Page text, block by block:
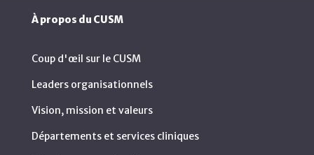
À propos du CUSM
Coup d'œil sur le CUSM
Leaders organisationnels
Vision, mission et valeurs
Départements et services cliniques